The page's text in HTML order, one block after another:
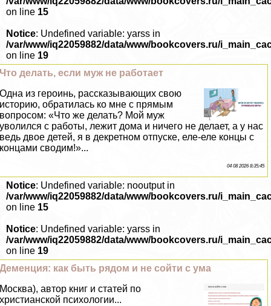
on line 15
Notice: Undefined variable: yarss in
/var/www/iq22059882/data/www/bookcovers.ru/
on line 19
Что делать, если муж не работает
Одна из героинь, рассказывающих свою
историю, обратилась ко мне с прямым
вопросом: «Что же делать? Мой муж
уволился с работы, лежит дома и ничего не делает, а у нас
ведь двое детей, я в декретном отпуске, еле-еле концы с
концами сводим!»...
04 08 2026 8:35:45
Notice: Undefined variable: nooutput in
/var/www/iq22059882/data/www/bookcovers.ru/
on line 15
Notice: Undefined variable: yarss in
/var/www/iq22059882/data/www/bookcovers.ru/
on line 19
Деменция: как быть рядом и не сойти с ума
Москва), автор книг и статей по
христианской психологии...